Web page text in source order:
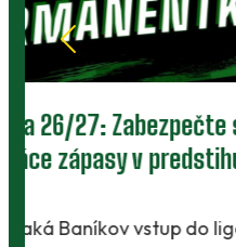
Prievidza
V Kanianke